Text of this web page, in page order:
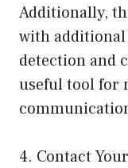
Additionally,
with additional
detection and
useful tool for
4. Contact